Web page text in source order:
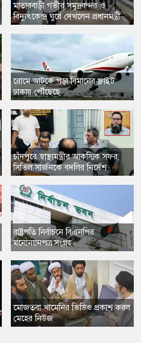
​মাতারবাড়ী গভীর সমুদ্রবন্দর ও
বিদ্যুৎকেন্দ্র ঘুরে দেখলেন প্রধানমন্ত্রী
​রোমে আটকে পড়া বিমানের ফ্লাইট
ঢাকায় পৌঁছেছে
চাঁদপুরে স্বাস্থ্যমন্ত্রীর আকস্মিক সফর,
সিভিল সার্জনকে বদলির নির্দেশ
​রাষ্ট্রপতি নির্বাচনে বিএনপির
মনোনয়নপত্র সংগ্রহ
​মোজতবা খামেনির ভিডিও প্রকাশ করল
মেহের নিউজ